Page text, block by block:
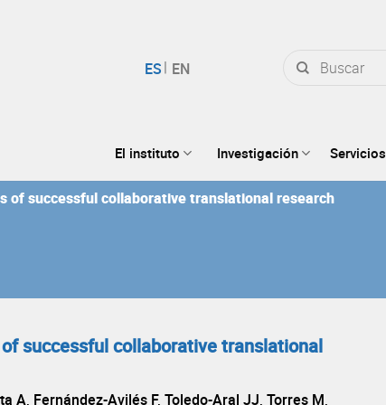
por:
El instituto Investigación Servicios
of successful collaborative translational research
successful collaborative translational
A, Fernández-Avilés F, Toledo-Aral JJ, Torres M,